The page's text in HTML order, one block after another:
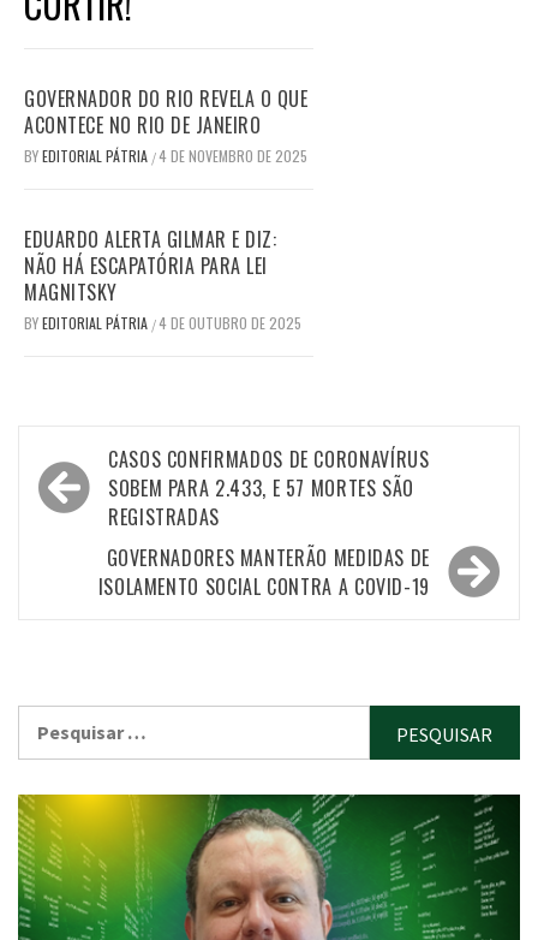
GOVERNADOR DO RIO REVELA O QUE
ACONTECE NO RIO DE JANEIRO
BYEDITORIAL PÁTRIA /4 DE NOVEMBRO DE 2025
EDUARDO ALERTA GILMAR E DIZ:
NÃO HÁ ESCAPATÓRIA PARA LEI
MAGNITSKY
BYEDITORIAL PÁTRIA /4 DE OUTUBRO DE 2025
Navegação
de
CASOS CONFIRMADOS DE CORONAVÍRUS
SOBEM PARA 2.433, E 57 MORTES SÃO
REGISTRADAS
GOVERNADORES MANTERÃO MEDIDAS DE
ISOLAMENTO SOCIAL CONTRA A COVID-19